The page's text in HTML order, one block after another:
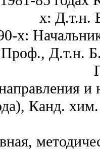
х: Д.т.н.
х:
Проф., Д.т.н.
Канд.